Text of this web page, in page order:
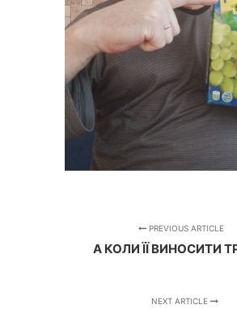
PREVIOUS ARTICLE
А КОЛИ ЇЇ ВИНОСИТИ
NEXT ARTICLE